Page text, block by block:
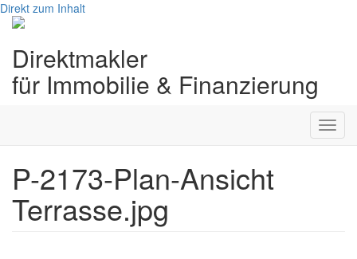
Direkt zum Inhalt
Direktmakler
für Immobilie & Finanzierung
P-2173-Plan-Ansicht
Terrasse.jpg